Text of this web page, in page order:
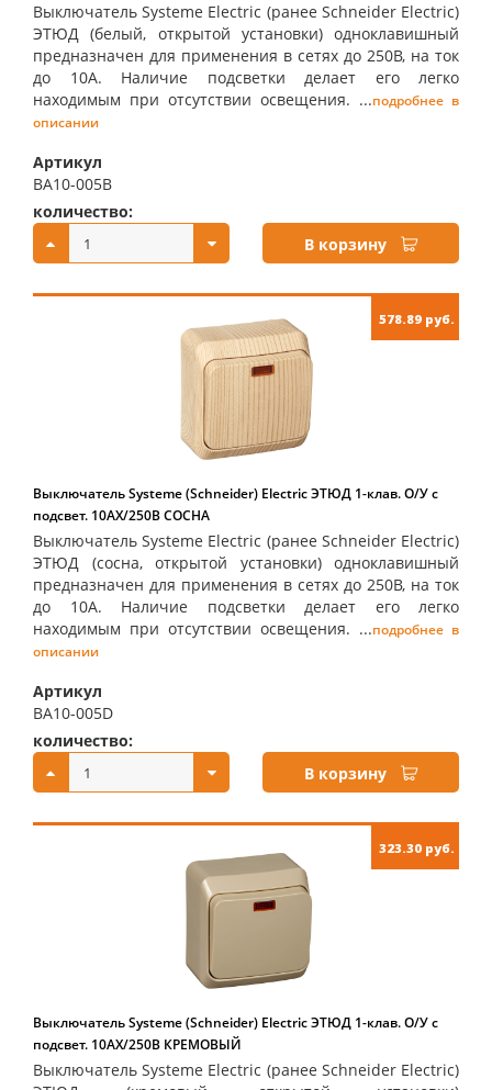
Выключатель Systeme Electric (ранее Schneider Electric)
ЭТЮД (белый, открытой установки) одноклавишный
предназначен для применения в сетях до 250В, на ток
до 10А. Наличие подсветки делает его легко
находимым при отсутствии освещения. ...подробнее в
описании
Артикул
BA10-005B
количество:
В корзину
578.89 руб.
Выключатель Systeme (Schneider) Electric ЭТЮД 1-клав. О/У с
подсвет. 10АX/250B СОСНА
Выключатель Systeme Electric (ранее Schneider Electric)
ЭТЮД (сосна, открытой установки) одноклавишный
предназначен для применения в сетях до 250В, на ток
до 10А. Наличие подсветки делает его легко
находимым при отсутствии освещения. ...подробнее в
описании
Артикул
BA10-005D
количество:
В корзину
323.30 руб.
Выключатель Systeme (Schneider) Electric ЭТЮД 1-клав. О/У с
подсвет. 10АX/250B КРЕМОВЫЙ
Выключатель Systeme Electric (ранее Schneider Electric)